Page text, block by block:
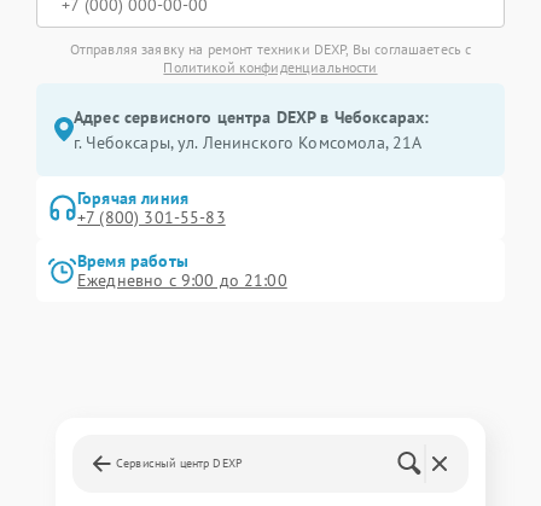
Отправляя заявку на ремонт техники DEXP, Вы соглашаетесь с
Политикой конфиденциальности
Адрес сервисного центра DEXP в Чебоксарах:
г. Чебоксары, ул. Ленинского Комсомола, 21А
Горячая линия
+7 (800) 301-55-83
Время работы
Ежедневно с 9:00 до 21:00
Сервисный центр DEXP